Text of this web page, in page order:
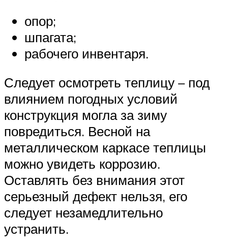
опор;
шпагата;
рабочего инвентаря.
Следует осмотреть теплицу – под
влиянием погодных условий
конструкция могла за зиму
повредиться. Весной на
металлическом каркасе теплицы
можно увидеть коррозию.
Оставлять без внимания этот
серьезный дефект нельзя, его
следует незамедлительно
устранить.